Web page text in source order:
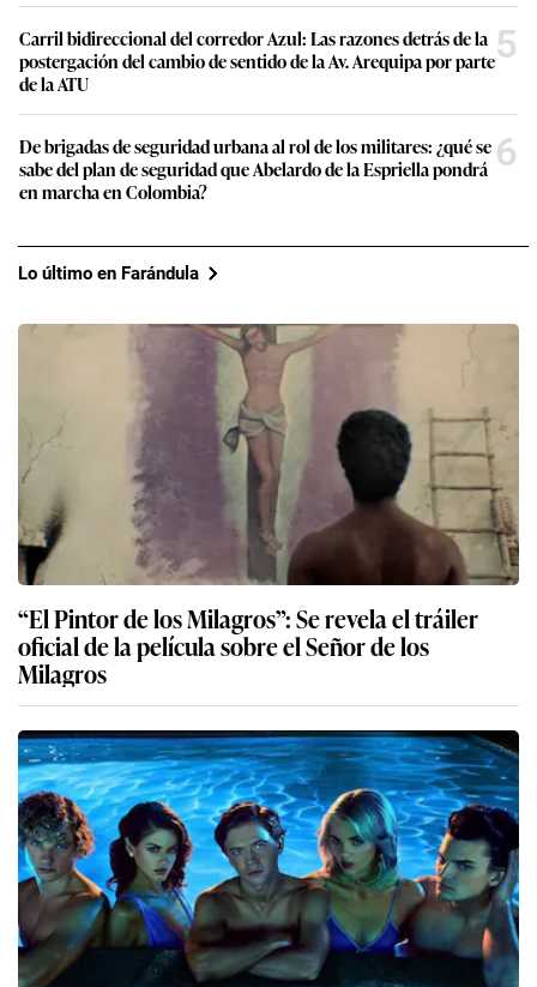
Carril bidireccional del corredor Azul: Las razones detrás de la
postergación del cambio de sentido de la Av. Arequipa por parte
de la ATU
5
De brigadas de seguridad urbana al rol de los militares: ¿qué se
sabe del plan de seguridad que Abelardo de la Espriella pondrá
en marcha en Colombia?
6
Lo último en Farándula
“El Pintor de los Milagros”: Se revela el tráiler
oficial de la película sobre el Señor de los
Milagros